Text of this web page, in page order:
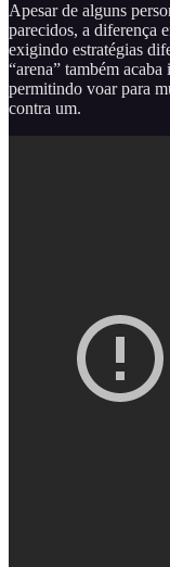
Apesar de alguns
parecidos, a diferença
exigindo estratégias
“arena” também
permitindo voar para
contra um.